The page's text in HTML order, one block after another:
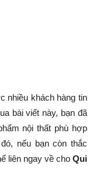
nhiều khách hàng tin
bài viết này, bạn đã
nội thất phù hợp
nếu bạn còn thắc
liên ngay về choQui